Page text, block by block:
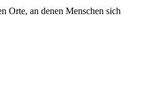
Orte, an denen Menschen sich